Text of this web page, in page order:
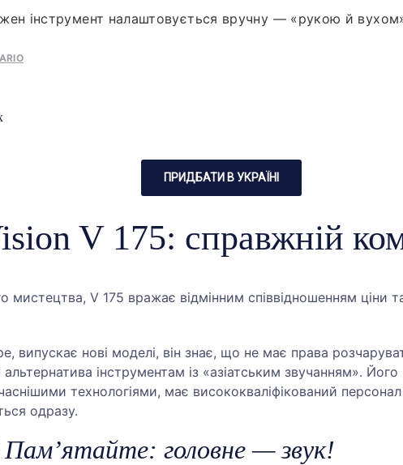
інструмент налаштовується вручну — «рукою й
ПРИДБАТИ В УКРАЇНІ
V 175: справжній
мистецтва, V 175 вражає відмінним співвідношенням ціни
випускає нові моделі, він знає, що не має права
інструментам із «азіатським звучанням».
технологіями, має висококваліфікований
одразу.
головне — звук!